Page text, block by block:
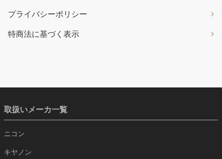
プライバシーポリシー
特商法に基づく表示
取扱いメーカ一覧
ニコン
キヤノン